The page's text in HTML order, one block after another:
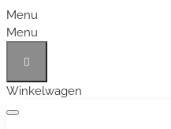
Menu
Menu
Winkelwagen